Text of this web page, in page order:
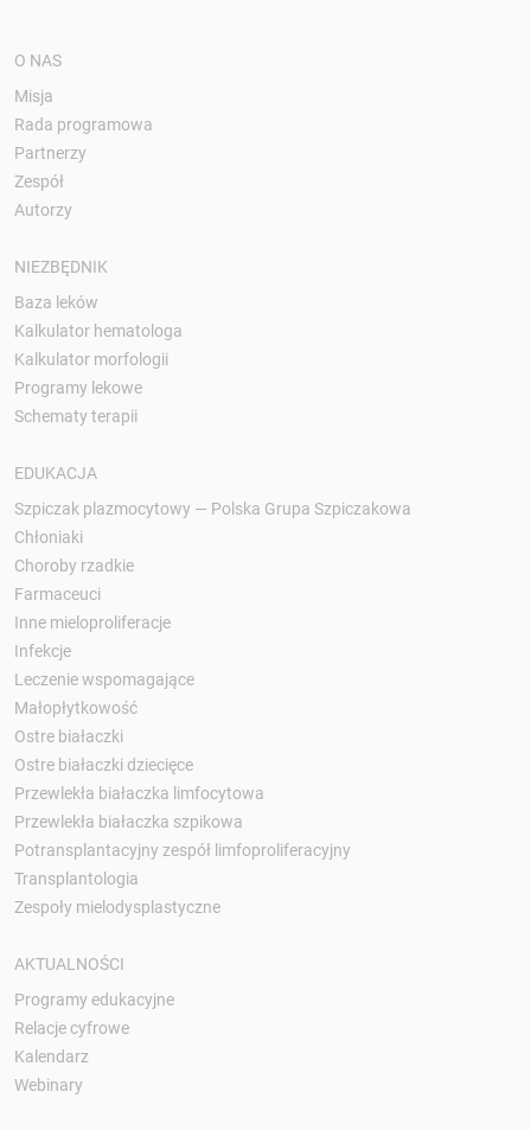
O NAS
Misja
Rada programowa
Partnerzy
Zespół
Autorzy
NIEZBĘDNIK
Baza leków
Kalkulator hematologa
Kalkulator morfologii
Programy lekowe
Schematy terapii
EDUKACJA
Szpiczak plazmocytowy — Polska Grupa Szpiczakowa
Chłoniaki
Choroby rzadkie
Farmaceuci
Inne mieloproliferacje
Infekcje
Leczenie wspomagające
Małopłytkowość
Ostre białaczki
Ostre białaczki dziecięce
Przewlekła białaczka limfocytowa
Przewlekła białaczka szpikowa
Potransplantacyjny zespół limfoproliferacyjny
Transplantologia
Zespoły mielodysplastyczne
AKTUALNOŚCI
Programy edukacyjne
Relacje cyfrowe
Kalendarz
Webinary